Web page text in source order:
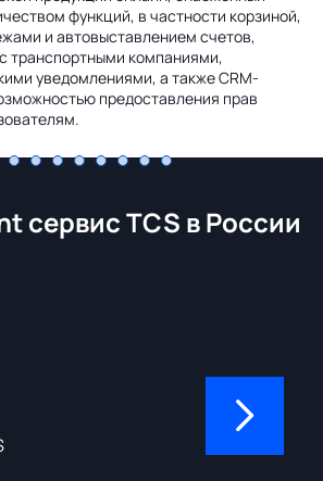
функций, в частности корзиной,
и автовыставлением счетов,
транспортными компаниями,
уведомлениями, а также CRM-
предоставления прав
сервис TCS в России
310